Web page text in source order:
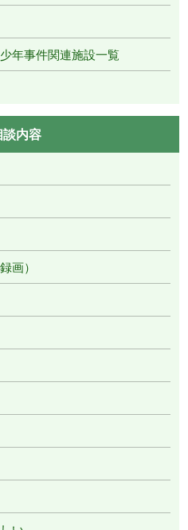
年事件関連施設一覧
談内容
画）